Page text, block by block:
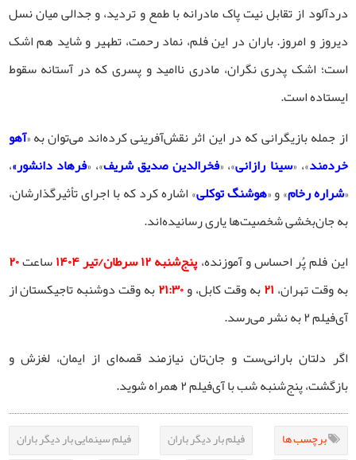
دردآلود از تقابل نیت پاک مادرانه با طمع و تردید، و جدالی میان نسل
دیروز و امروز. باران در این فلم، نماد رحمت، تطهیر و شاید هم اشک
است؛ اشک پدری نگران، مادری ناامید و پسری که در آستانه‌ سقوط
ایستاده است.
از جمله بازیگرانی که در این اثر نقش‌آفرینی کرده‌اند می‌توان به «آهو
خردمند»، «سینا رازانی»، «فخرالدین صدیق شریف»، «فرهاد دانشور»،
«شراره رخام» و «هوشنگ توکلی» اشاره کرد که با اجرای تأثیرگذارشان،
به جان‌بخشی شخصیت‌ها یاری رسانیده‌اند.
این فلم پُر احساس و آموزنده،پنج‌شنبه ۱۲ سرطان/تیر ۱۴۰۴ ساعت۲۰
به وقت تهران،۲۱به وقت کابل، و۲۱:۳۰به وقت دوشنبه‌ تاجیکستان از
آی‌فیلم ۲ به نشر می‌رسد.
اگر دلتان بارانی‌ست و جان‌تان نیازمند قصه‌ای از ایمان، لغزش و
بازگشت، پنج‌شنبه شب با آی‌فیلم ۲ همراه شوید.
برچسب ها فیلم بار دیگر باران
فیلم سینمایی بار دیگر باران